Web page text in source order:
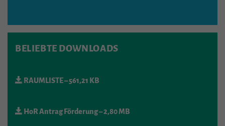
BELIEBTE DOWNLOADS
RAUMLISTE– 561,21 KB
HoR Antrag Förderung– 2,80 MB